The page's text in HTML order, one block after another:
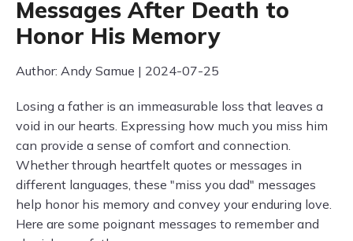
Messages After Death to
Honor His Memory
Author: Andy Samue | 2024-07-25
Losing a father is an immeasurable loss that leaves a
void in our hearts. Expressing how much you miss him
can provide a sense of comfort and connection.
Whether through heartfelt quotes or messages in
different languages, these "miss you dad" messages
help honor his memory and convey your enduring love.
Here are some poignant messages to remember and